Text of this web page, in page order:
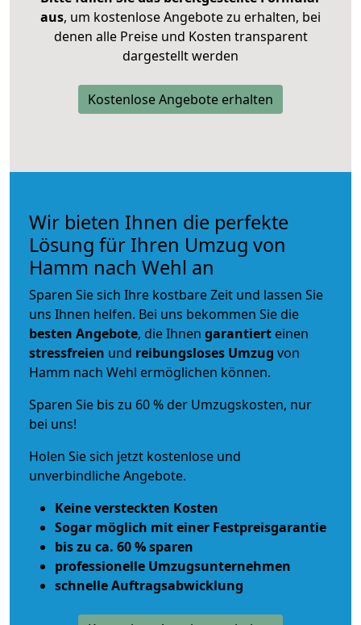
aus, um kostenlose Angebote zu erhalten, bei
denen alle Preise und Kosten transparent
dargestellt werden
Kostenlose Angebote erhalten
Wir bieten Ihnen die perfekte
Lösung für Ihren Umzug von
Hamm nach Wehl an
Sparen Sie sich Ihre kostbare Zeit und lassen Sie
uns Ihnen helfen. Bei uns bekommen Sie die
besten Angebote, die Ihnen garantiert einen
stressfreien und reibungsloses Umzug von
Hamm nach Wehl ermöglichen können.
Sparen Sie bis zu 60 % der Umzugskosten, nur
bei uns!
Holen Sie sich jetzt kostenlose und
unverbindliche Angebote.
Keine versteckten Kosten
Sogar möglich mit einer Festpreisgarantie
bis zu ca. 60 % sparen
professionelle Umzugsunternehmen
schnelle Auftragsabwicklung